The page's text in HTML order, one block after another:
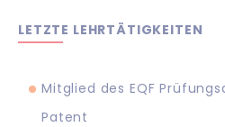
LETZTE LEHRTÄTIGKEITEN
Mitglied des EQF
Patent